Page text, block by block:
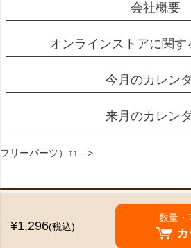
¥1,296(税込)
数量・
会社概要
オンラインストアに関
今月のカレン
来月のカレン
フリーパーツ）↑↑ -->
特定商取引法に基づく表示
個人情報の取扱